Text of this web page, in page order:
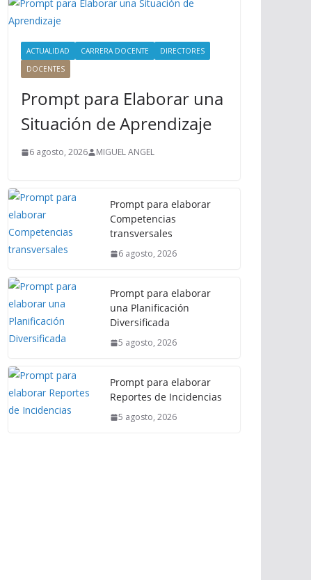
i
ACTUALIDAD CARRERA DOCENTE
DIRECTORES
DOCENTES
Prompt para Elaborar una
Situación de Aprendizaje
6 agosto, 2026 MIGUEL ANGEL
Prompt para elaborar
Competencias
transversales
6 agosto, 2026
Prompt para elaborar
una Planificación
Diversificada
5 agosto, 2026
Prompt para elaborar
Reportes de Incidencias
5 agosto, 2026